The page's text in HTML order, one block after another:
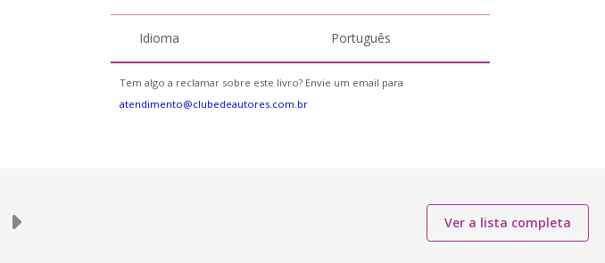
Idioma Português
Tem algo a reclamar sobre este livro? Envie um email para
atendimento@clubedeautores.com.br
Ver a lista completa